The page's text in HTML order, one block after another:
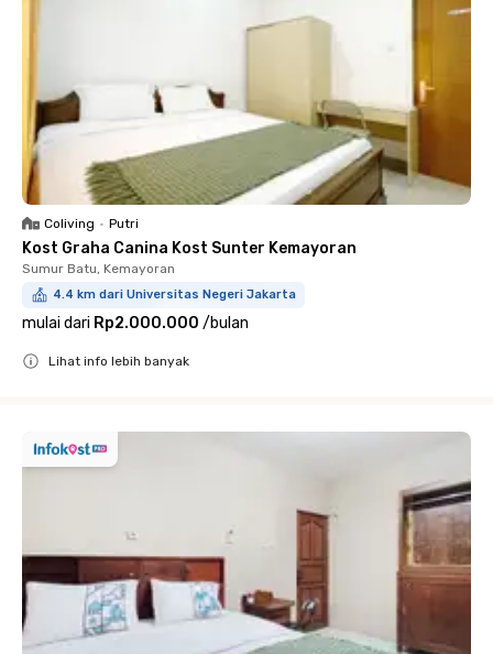
Coliving • Putri
Kost Graha Canina Kost Sunter Kemayoran
Sumur Batu, Kemayoran
4.4 km dari Universitas Negeri Jakarta
mulai dari Rp2.000.000 /bulan
Lihat info lebih banyak